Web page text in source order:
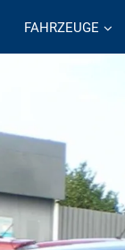
FAHRZEUGE